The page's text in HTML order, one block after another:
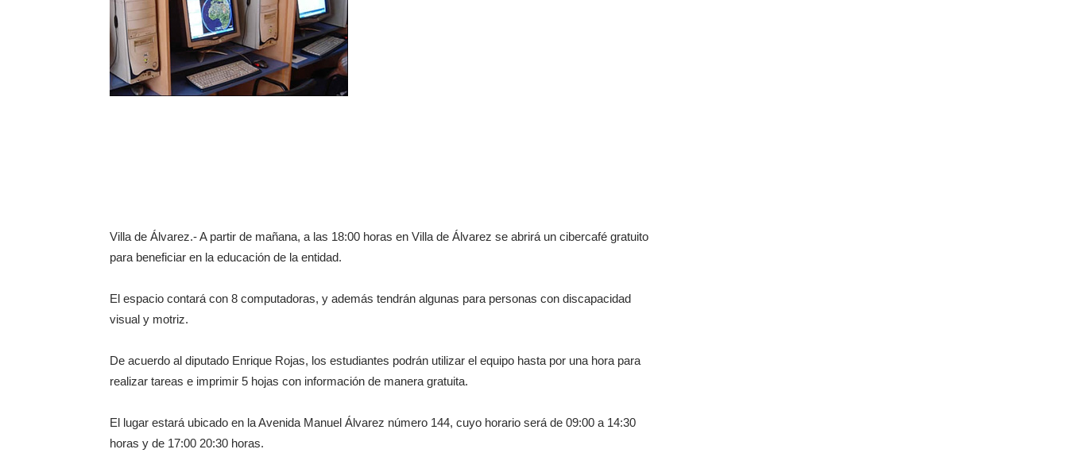
Villa de Álvarez.- A partir de mañana, a las 18:00 horas en Villa de Álvarez se abrirá un cibercafé gratuito
para beneficiar en la educación de la entidad.
El espacio contará con 8 computadoras, y además tendrán algunas para personas con discapacidad
visual y motriz.
De acuerdo al diputado Enrique Rojas, los estudiantes podrán utilizar el equipo hasta por una hora para
realizar tareas e imprimir 5 hojas con información de manera gratuita.
El lugar estará ubicado en la Avenida Manuel Álvarez número 144, cuyo horario será de 09:00 a 14:30
horas y de 17:00 20:30 horas.